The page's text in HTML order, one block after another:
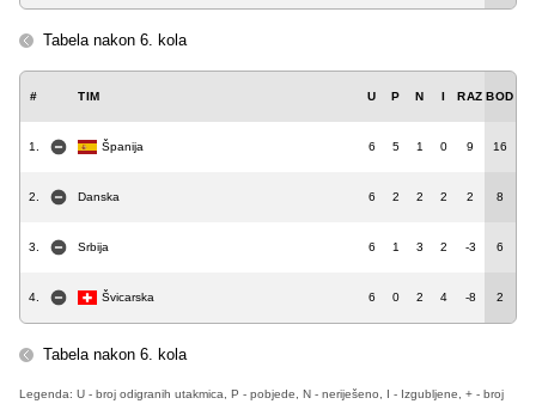
Tabela nakon 6. kola
# TIM U P N I RAZ BOD
1. Španija 6 5 1 0 9 16
2. Danska 6 2 2 2 2 8
3. Srbija 6 1 3 2 -3 6
4. Švicarska 6 0 2 4 -8 2
Tabela nakon 6. kola
Legenda: U - broj odigranih utakmica, P - pobjede, N - neriješeno, I - Izgubljene, + - broj